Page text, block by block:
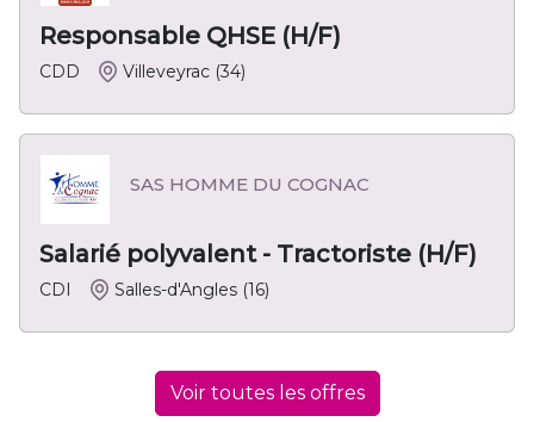
Responsable QHSE (H/F)
CDD Villeveyrac (34)
SAS HOMME DU COGNAC
Salarié polyvalent - Tractoriste (H/F)
CDI Salles-d'Angles (16)
Voir toutes les offres